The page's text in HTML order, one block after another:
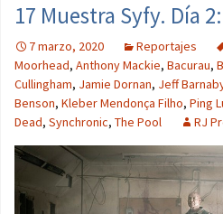
17 Muestra Syfy. Día
7 marzo, 2020 Reportajes
Moorhead, Anthony Mackie, Bacurau,
Cullingham, Jamie Dornan, Jeff
Benson, Kleber Mendonça Filho, Ping
Dead, Synchronic, The Pool RJ